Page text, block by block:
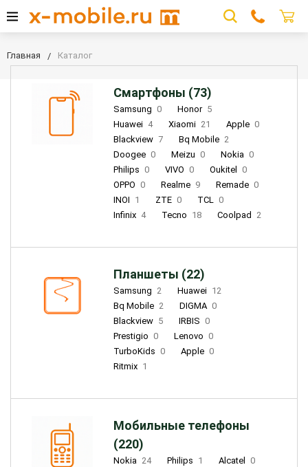
Главная Каталог
Смартфоны (73)
Samsung 0 Honor 5
Huawei 4 Xiaomi 21 Apple 0
Blackview 7 Bq Mobile 2
Doogee 0 Meizu 0 Nokia 0
Philips 0 VIVO 0 Oukitel
0
OPPO 0 Realme 9 Remade 0
INOI 1 ZTE 0 TCL 0
Infinix 4 Tecno 18 Coolpad 2
Планшеты (22)
Samsung 2 Huawei 12
Bq Mobile 2 DIGMA 0
Blackview 5 IRBIS 0
Prestigio 0 Lenovo 0
TurboKids 0 Apple 0
Ritmix 1
Мобильные телефоны
(220)
Nokia 24 Philips 1 Alcatel
0